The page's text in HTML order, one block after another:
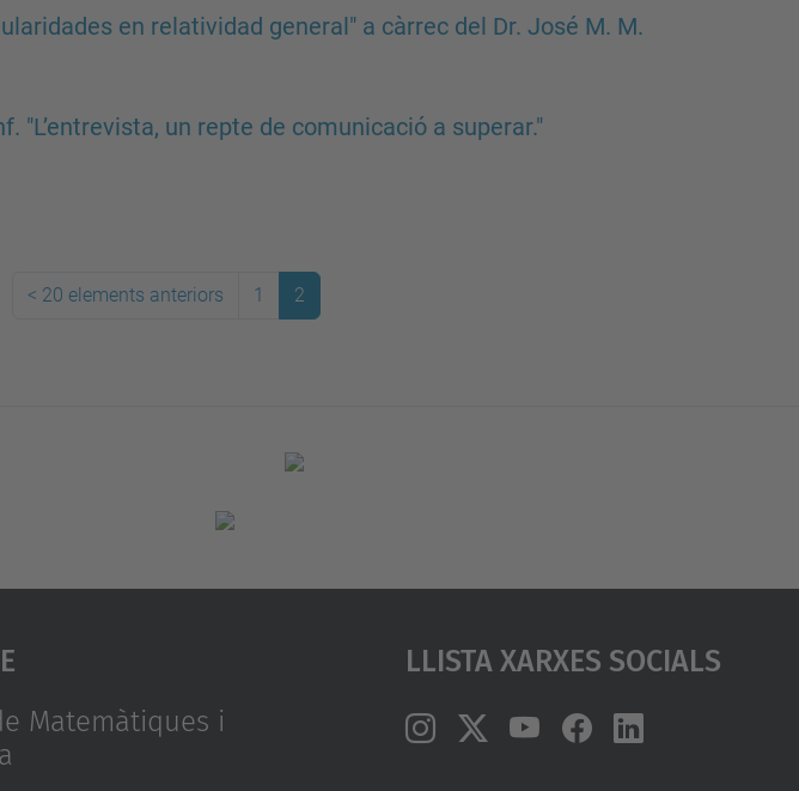
en relatividad general" a càrrec del Dr. José M. M.
"L’entrevista, un repte de comunicació a superar."
< 20 elements anteriors 1 2
Matemàtiques i
Llista Xarxes Socials